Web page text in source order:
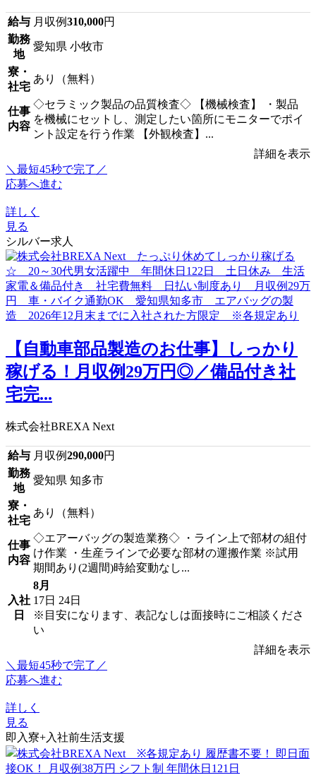
給与 月収例310,000円
勤務
地
愛知県 小牧市
寮・
社宅
あり（無料）
仕事
内容
◇セラミック製品の品質検査◇ 【機械検査】 ・製品
を機械にセットし、測定したい箇所にモニターでポイ
ント設定を行う作業 【外観検査】...
詳細を表示
＼最短45秒で完了／
応募へ進む
詳しく
見る
シルバー求人
【自動車部品製造のお仕事】しっかり
稼げる！月収例29万円◎／備品付き社
宅完...
株式会社BREXA Next
給与 月収例290,000円
勤務
地
愛知県 知多市
寮・
社宅
あり（無料）
仕事
内容
◇エアーバッグの製造業務◇ ・ライン上で部材の組付
け作業 ・生産ラインで必要な部材の運搬作業 ※試用
期間あり(2週間)時給変動なし...
入社
日
8月
17日 24日
※目安になります、表記なしは面接時にご相談くださ
い
詳細を表示
＼最短45秒で完了／
応募へ進む
詳しく
見る
即入寮+入社前生活支援